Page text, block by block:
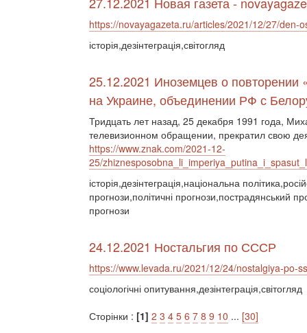
https://novayagazeta.ru/articles/2021/12/27/den-
історія,дезінтеграція,світогляд
25.12.2021 Иноземцев о
на Украине, объединении РФ с
Тридцать лет назад, 25 декабря 1991 года,
телевизионном обращении, прекратил свою
https://www.znak.com/2021-12-
25/
історія,дезінтеграція,національна
прогнози,політичні прогнози,пострадянський
прогнози
24.12.2021 Ностальгия по СССР
https://www.levada.ru/2021/12/24/nostalgiya-po-
соціологічні опитування,дезінтеграція,світогляд
Сторінки : [1] 2 3 4 5 6 7 8 9 10 ... [30]